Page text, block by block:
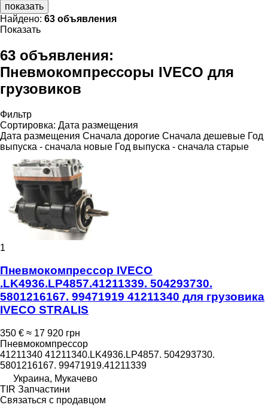
показать
Найдено: 63 объявления
Показать
63 объявления:
Пневмокомпрессоры IVECO для
грузовиков
Фильтр
Сортировка: Дата размещения
Дата размещения Сначала дорогие Сначала дешевые Год
выпуска - сначала новые Год выпуска - сначала старые
1
Пневмокомпрессор IVECO
.LK4936.LP4857.41211339. 504293730.
5801216167. 99471919 41211340 для грузовика
IVECO STRALIS
350 € ≈ 17 920 грн
Пневмокомпрессор
41211340 41211340.LK4936.LP4857. 504293730.
5801216167. 99471919.41211339
Украина, Мукачево
TIR Запчастини
Связаться с продавцом